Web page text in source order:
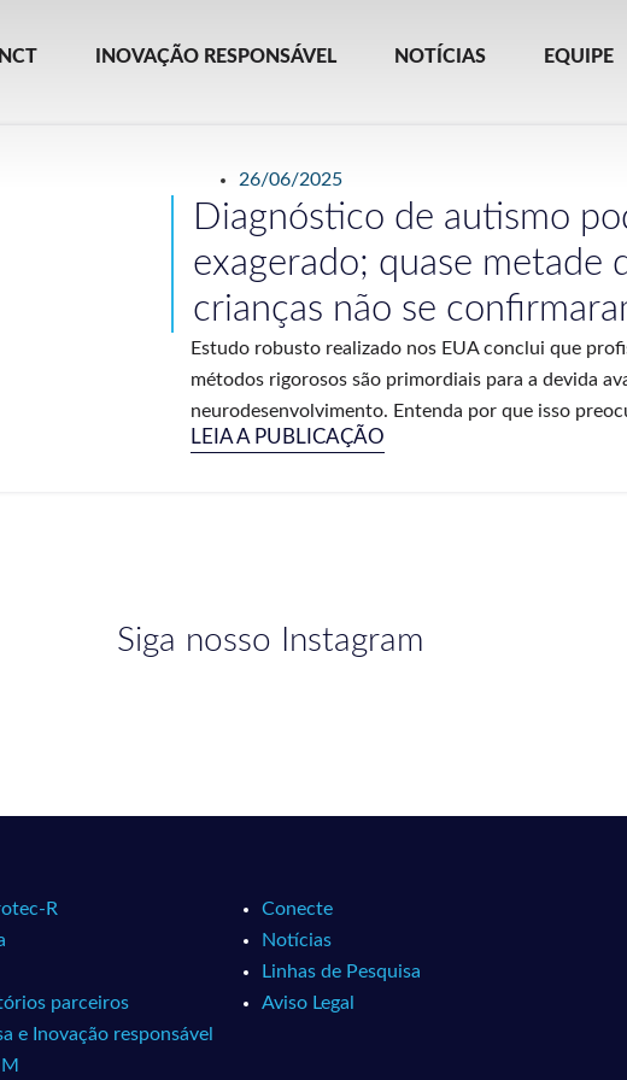
INOVAÇÃO RESPONSÁVEL NOTÍCIAS EQUIPE
26/06/2025
Diagnóstico de autismo
exagerado; quase metade
crianças não se
Estudo robusto realizado nos EUA conclui que
métodos rigorosos são primordiais para a devida
neurodesenvolvimento. Entenda por que isso
LEIA A PUBLICAÇÃO
Siga nosso Instagram
R
parceiros
e Inovação responsável
Conecte
Notícias
Linhas de Pesquisa
Aviso Legal